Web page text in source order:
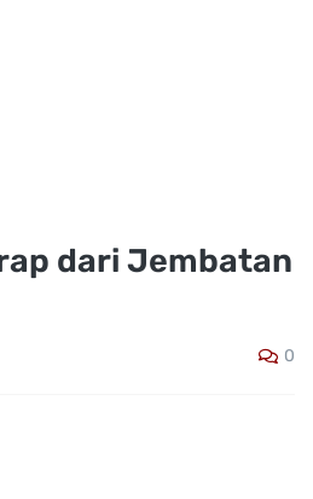
dari Jembatan
0